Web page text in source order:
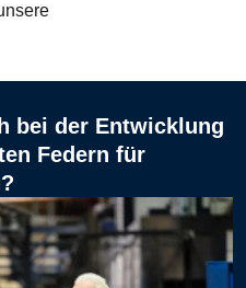
bei der Entwicklung
Federn für